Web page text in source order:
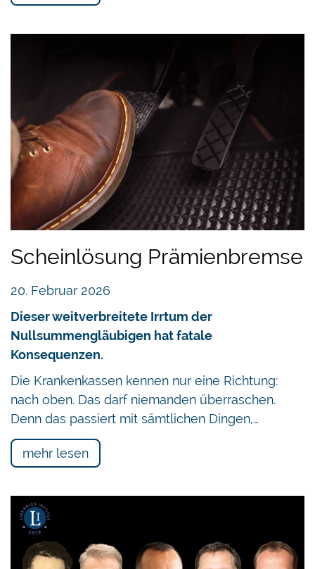
Scheinlösung Prämienbremse
20. Februar 2026
Dieser weitverbreitete Irrtum der
Nullsummengläubigen hat fatale
Konsequenzen.
Die Krankenkassen kennen nur eine Richtung:
nach oben. Das darf niemanden überraschen.
Denn das passiert mit sämtlichen Dingen,…
mehr lesen